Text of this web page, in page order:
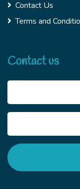
Contact Us
Terms and
Contact us